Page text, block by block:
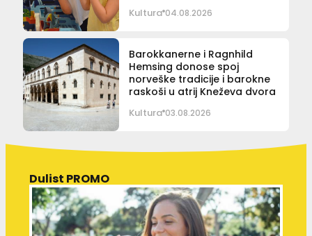
Kultura 04.08.2026
Barokkanerne i Ragnhild
Hemsing donose spoj
norveške tradicije i barokne
raskoši u atrij Kneževa dvora
Kultura 03.08.2026
Dulist PROMO